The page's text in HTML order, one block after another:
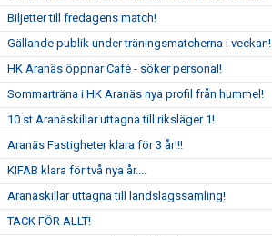
Biljetter till fredagens match!
Gällande publik under träningsmatcherna i veckan!
HK Aranäs öppnar Café - söker personal!
Sommarträna i HK Aranäs nya profil från hummel!
10 st Aranäskillar uttagna till riksläger 1!
Aranäs Fastigheter klara för 3 år!!!
KIFAB klara för två nya år....
Aranäskillar uttagna till landslagssamling!
TACK FÖR ALLT!